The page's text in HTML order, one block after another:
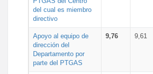
del cual es miembro
directivo
Apoyo al equipo de
dirección del
Departamento por
parte del PTGAS
9,76 9,61